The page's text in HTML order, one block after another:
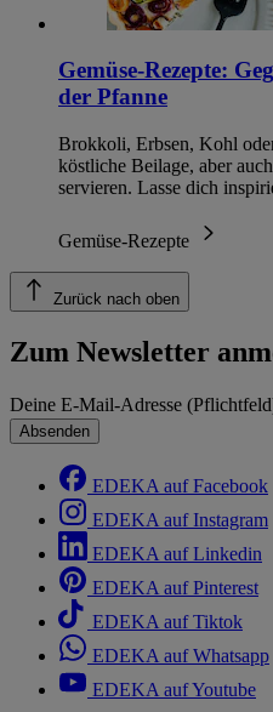
Gemüse-Rezepte:
der Pfanne
Brokkoli, Erbsen, Kohl
köstliche Beilage, aber
servieren. Lasse dich
Gemüse-Rezepte
Zurück nach oben
Zum Newsletter
Deine E-Mail-Adresse
Absenden
EDEKA auf Facebook
EDEKA auf Instagram
EDEKA auf Linkedin
EDEKA auf Pinterest
EDEKA auf Tiktok
EDEKA auf Whatsapp
EDEKA auf Youtube